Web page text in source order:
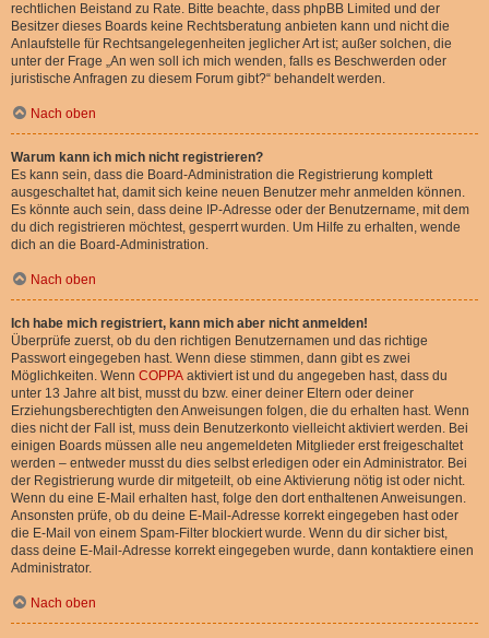
rechtlichen Beistand zu Rate. Bitte beachte, dass phpBB Limited und der
Besitzer dieses Boards keine Rechtsberatung anbieten kann und nicht die
Anlaufstelle für Rechtsangelegenheiten jeglicher Art ist; außer solchen, die
unter der Frage „An wen soll ich mich wenden, falls es Beschwerden oder
juristische Anfragen zu diesem Forum gibt?“ behandelt werden.
Nach oben
Warum kann ich mich nicht registrieren?
Es kann sein, dass die Board-Administration die Registrierung komplett
ausgeschaltet hat, damit sich keine neuen Benutzer mehr anmelden können.
Es könnte auch sein, dass deine IP-Adresse oder der Benutzername, mit dem
du dich registrieren möchtest, gesperrt wurden. Um Hilfe zu erhalten, wende
dich an die Board-Administration.
Nach oben
Ich habe mich registriert, kann mich aber nicht anmelden!
Überprüfe zuerst, ob du den richtigen Benutzernamen und das richtige
Passwort eingegeben hast. Wenn diese stimmen, dann gibt es zwei
Möglichkeiten. Wenn COPPA aktiviert ist und du angegeben hast, dass du
unter 13 Jahre alt bist, musst du bzw. einer deiner Eltern oder deiner
Erziehungsberechtigten den Anweisungen folgen, die du erhalten hast. Wenn
dies nicht der Fall ist, muss dein Benutzerkonto vielleicht aktiviert werden. Bei
einigen Boards müssen alle neu angemeldeten Mitglieder erst freigeschaltet
werden – entweder musst du dies selbst erledigen oder ein Administrator. Bei
der Registrierung wurde dir mitgeteilt, ob eine Aktivierung nötig ist oder nicht.
Wenn du eine E-Mail erhalten hast, folge den dort enthaltenen Anweisungen.
Ansonsten prüfe, ob du deine E-Mail-Adresse korrekt eingegeben hast oder
die E-Mail von einem Spam-Filter blockiert wurde. Wenn du dir sicher bist,
dass deine E-Mail-Adresse korrekt eingegeben wurde, dann kontaktiere einen
Administrator.
Nach oben